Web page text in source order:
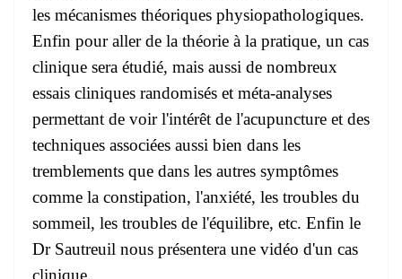
les mécanismes théoriques physiopathologiques.
Enfin pour aller de la théorie à la pratique, un cas
clinique sera étudié, mais aussi de nombreux
essais cliniques randomisés et méta-analyses
permettant de voir l'intérêt de l'acupuncture et des
techniques associées aussi bien dans les
tremblements que dans les autres symptômes
comme la constipation, l'anxiété, les troubles du
sommeil, les troubles de l'équilibre, etc. Enfin le
Dr Sautreuil nous présentera une vidéo d'un cas